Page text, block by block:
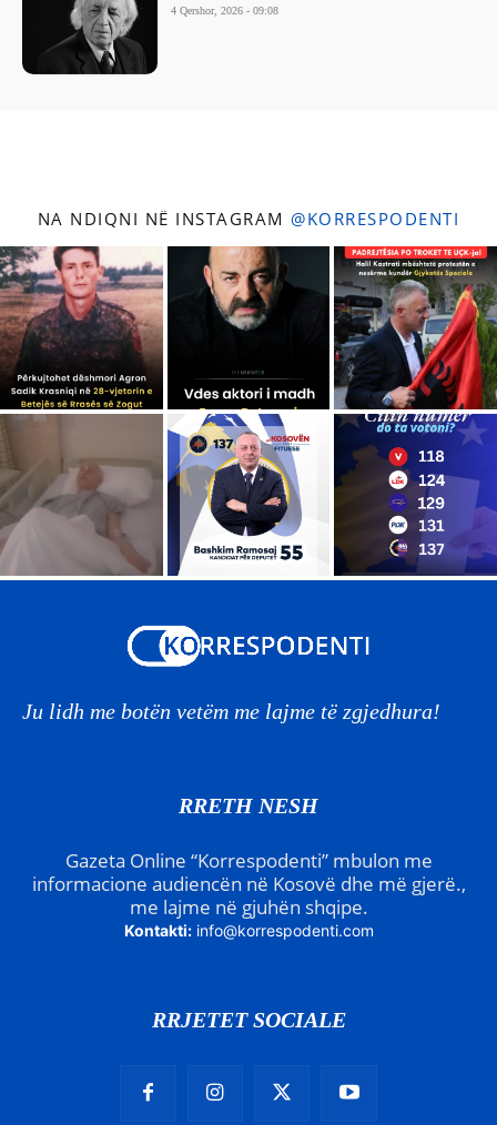
4 Qershor, 2026 - 09:08
NA NDIQNI NË INSTAGRAM @KORRESPODENTI
Ju lidh me botën vetëm me lajme të zgjedhura!
RRETH NESH
Gazeta Online “Korrespodenti” mbulon me
informacione audiencën në Kosovë dhe më gjerë.,
me lajme në gjuhën shqipe.
Kontakti: info@korrespodenti.com
RRJETET SOCIALE